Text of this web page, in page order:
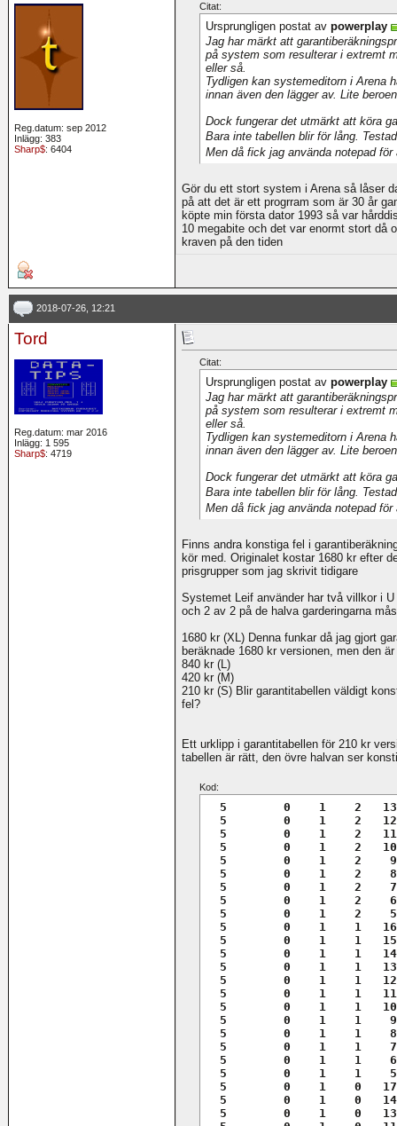
Reg.datum: sep 2012
Inlägg: 383
Sharp$: 6404
Citat:
Ursprungligen postat av powerplay
Jag har märkt att
på system som resulterar i extremt
eller så.
Tydligen kan systemeditorn i Arena
innan även den lägger av. Lite
Dock fungerar det utmärkt att köra
Bara inte tabellen blir för lång.
Men då fick jag använda notepad
Gör du ett stort system i Arena så låser
på att det är ett progrram som är 30 år
köpte min första dator 1993 så var
10 megabite och det var enormt stort då
kraven på den tiden
2018-07-26, 12:21
Tord
Reg.datum: mar 2016
Inlägg: 1 595
Sharp$: 4719
Citat:
Ursprungligen postat av powerplay
Jag har märkt att
på system som resulterar i extremt
eller så.
Tydligen kan systemeditorn i Arena
innan även den lägger av. Lite
Dock fungerar det utmärkt att köra
Bara inte tabellen blir för lång.
Men då fick jag använda notepad
Finns andra konstiga fel i
kör med. Originalet kostar 1680 kr efter
prisgrupper som jag skrivit tidigare
Systemet Leif använder har två villkor i
och 2 av 2 på de halva garderingarna
1680 kr (XL) Denna funkar då jag gjort
beräknade 1680 kr versionen, men den
840 kr (L)
420 kr (M)
210 kr (S) Blir garantitabellen väldigt
fel?
Ett urklipp i garantitabellen för 210 kr
tabellen är rätt, den övre halvan ser
Kod:
5        0    1    2
5        0    1    2
5        0    1    2
5        0    1    2
5        0    1    2
5        0    1    2
5        0    1    2
5        0    1    2
5        0    1    2
5        0    1    1
5        0    1    1
5        0    1    1
5        0    1    1
5        0    1    1
5        0    1    1
5        0    1    1
5        0    1    1
5        0    1    1
5        0    1    1
5        0    1    1
5        0    1    1
5        0    1    0
5        0    1    0
5        0    1    0